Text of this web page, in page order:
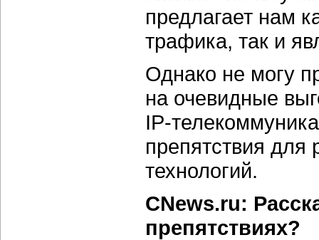
предлагает нам
трафика, так и
Однако не могу
на очевидные
IP-
препятствия для
технологий.
CNews.ru:
препятствиях?